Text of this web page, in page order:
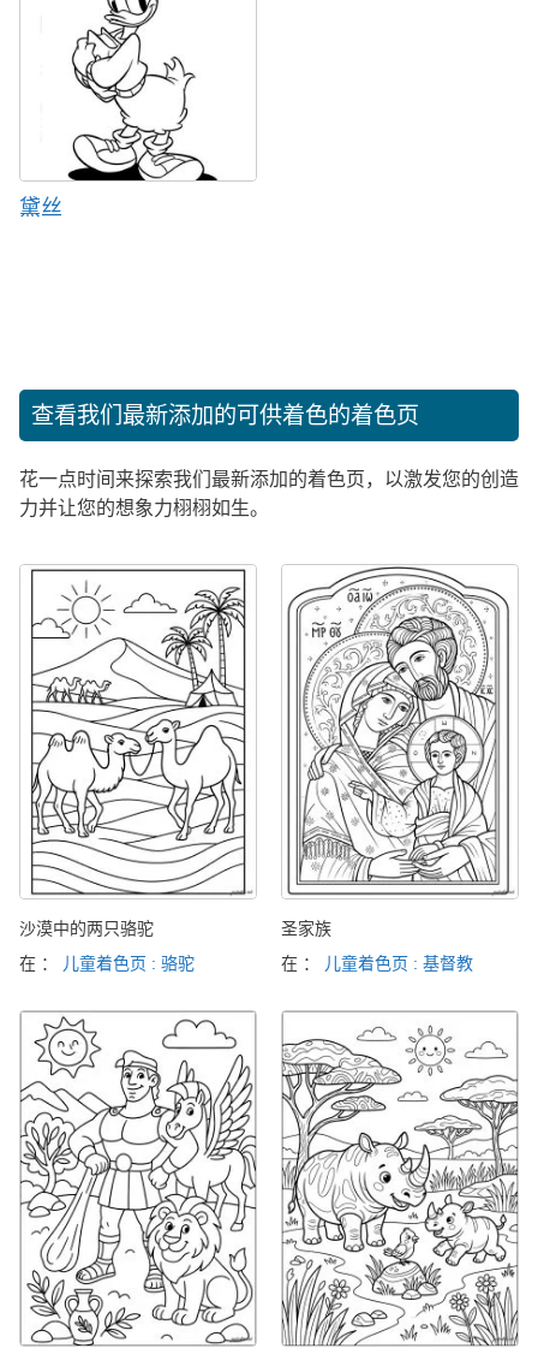
黛丝
查看我们最新添加的可供着色的着色页
花一点时间来探索我们最新添加的着色页，以激发您的创造
力并让您的想象力栩栩如生。
沙漠中的两只骆驼
在 ：
儿童着色页 : 骆驼
圣家族
在 ：
儿童着色页 : 基督教